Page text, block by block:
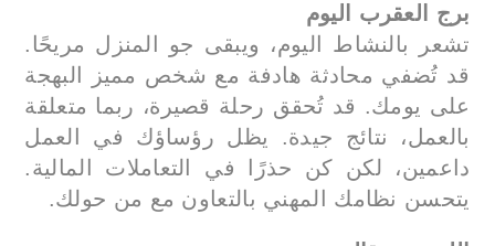
برج العقرب اليوم
تشعر بالنشاط اليوم، ويبقى جو المنزل مريحًا.
قد تُضفي محادثة هادفة مع شخص مميز البهجة
على يومك. قد تُحقق رحلة قصيرة، ربما متعلقة
بالعمل، نتائج جيدة. يظل رؤساؤك في العمل
داعمين، لكن كن حذرًا في التعاملات المالية.
يتحسن نظامك المهني بالتعاون مع من حولك.